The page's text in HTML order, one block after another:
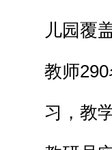
儿园覆
教师
习，教